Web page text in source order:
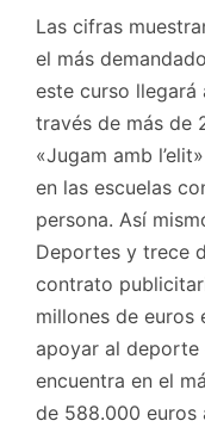
Las cifras
el más
este curso llegará
través de más de
«Jugam amb
en las escuelas
persona. Así
Deportes y trece
contrato
millones de euros
apoyar al deporte
encuentra en el
de 588.000 euros